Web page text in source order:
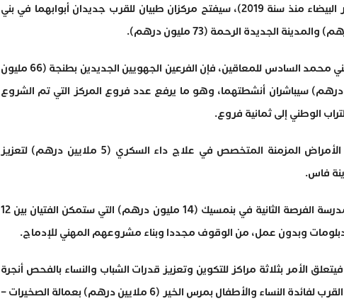
بالعمل فيهما بالرباط والدار البيضاء منذ سنة 2019)، سيفتح مركزان طبيان للقرب جديدان أبوابهما في بني
وفي ما يتعلق بالمركز الوطني محمد السادس للمعاقين، فإن الفرعين الجهويين الجديدين بطنجة (66 مليون
(25 مليون درهم) سيباشران أنشطتهما، وهو ما يرفع عدد فروع المركز التي تم الشروع
الوطني إلى ثمانية فروع.
من جهة أخرى، يأتي مركز الأمراض المزمنة المتخصص في علاج داء السكري (5 ملايين درهم) لتعزيز
فاس.
وتنضاف إلى هذه الأخيرة مدرسة الفرصة الثانية في بنمسيك (14 مليون درهم) التي ستمكن الفتيان بين 12
الأمر بثلاثة مراكز للتكوين وتعزيز قدرات الشباب والنساء بالفحص أنجرة
(17.5 مليون درهم) ومركز القرب لفائدة النساء والأطفال بمرس الخير (6 ملايين درهم) بعمالة الصخيرات –